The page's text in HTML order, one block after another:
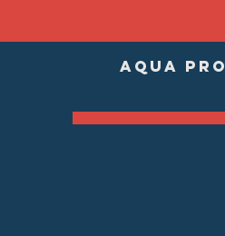
AQUA PRO